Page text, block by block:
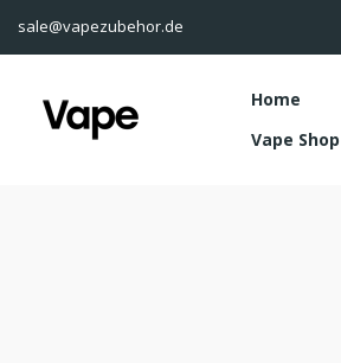
sale@vapezubehor.de
Home
Vape Shop